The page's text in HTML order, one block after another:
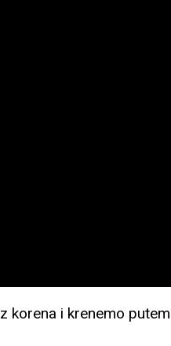
korena i krenemo